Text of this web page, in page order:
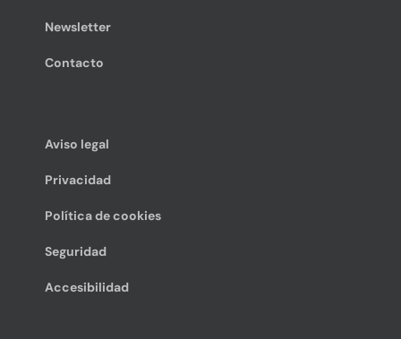
Newsletter
Contacto
Aviso legal
Privacidad
Política de cookies
Seguridad
Accesibilidad